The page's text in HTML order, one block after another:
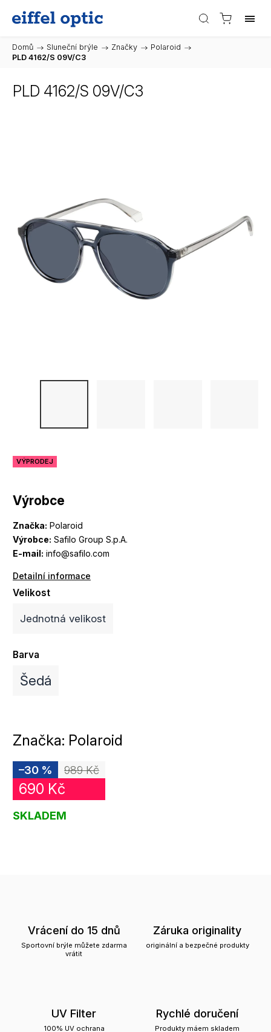
Domů / Sluneční brýle / Značky / Polaroid /
PLD 4162/S 09V/C3
PLD 4162/S 09V/C3
Výrobce
Značka: Polaroid
Výrobce: Safilo Group S.p.A.
E-mail: info@safilo.com
Detailní informace
VÝPRODEJ
Velikost
Jednotná velikost
Barva
Šedá
Značka: Polaroid
989 Kč
–30 %
690 Kč
SKLADEM
Vrácení do 15 dnů
Sportovní brýle můžete zdarma
vrátit
Záruka originality
originální a bezpečné produkty
UV Filter
100% UV ochrana
Rychlé doručení
Produkty máem skladem